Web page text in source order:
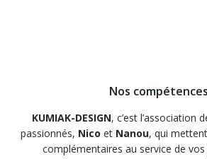
Nos compétences
KUMIAK-DESIGN, c’est l’association
passionnés, Nico et Nanou, qui
complémentaires au service de